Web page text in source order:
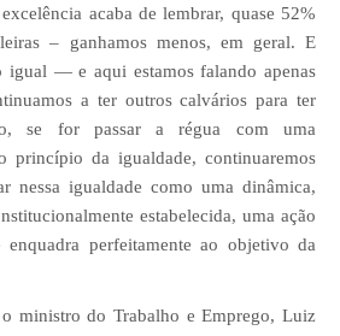
acaba de lembrar, quase 52%
– ganhamos menos, em geral. E
igual — e aqui estamos falando apenas
a ter outros calvários para ter
se for passar a régua com uma
princípio da igualdade, continuaremos
nessa igualdade como uma dinâmica,
estabelecida, uma ação
enquadra perfeitamente ao objetivo da
ministro do Trabalho e Emprego, Luiz